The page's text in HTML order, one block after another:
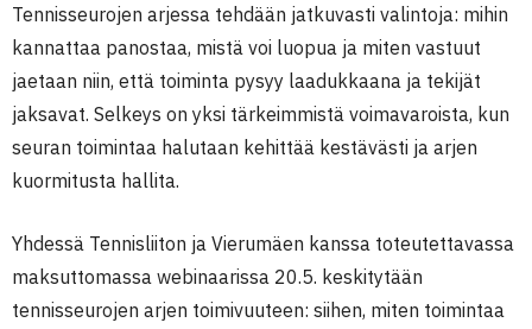
Tennisseurojen arjessa tehdään jatkuvasti valintoja: mihin
kannattaa panostaa, mistä voi luopua ja miten vastuut
jaetaan niin, että toiminta pysyy laadukkaana ja tekijät
jaksavat. Selkeys on yksi tärkeimmistä voimavaroista, kun
seuran toimintaa halutaan kehittää kestävästi ja arjen
kuormitusta hallita.
Yhdessä Tennisliiton ja Vierumäen kanssa toteutettavassa
maksuttomassa webinaarissa 20.5. keskitytään
tennisseurojen arjen toimivuuteen: siihen, miten toimintaa